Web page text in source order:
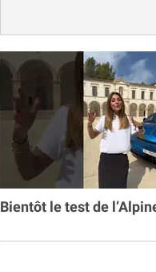
Bientôt le test de